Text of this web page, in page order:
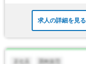
求人の詳細を見る